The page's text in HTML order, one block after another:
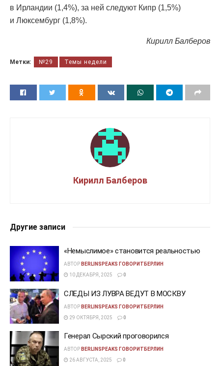
в Ирландии (1,4%), за ней следуют Кипр (1,5%)
и Люксембург (1,8%).
Кирилл Балберов
Метки: №29 Темы недели
Кирилл Балберов
Другие записи
«Немыслимое» становится реальностью
АВТОР BERLINSPEAKS ГОВОРИТБЕРЛИН
10 ДЕКАБРЯ, 2025
0
СЛЕДЫ ИЗ ЛУВРА ВЕДУТ В МОСКВУ
АВТОР BERLINSPEAKS ГОВОРИТБЕРЛИН
29 ОКТЯБРЯ, 2025
0
Генерал Сырский проговорился
АВТОР BERLINSPEAKS ГОВОРИТБЕРЛИН
26 АВГУСТА, 2025
0